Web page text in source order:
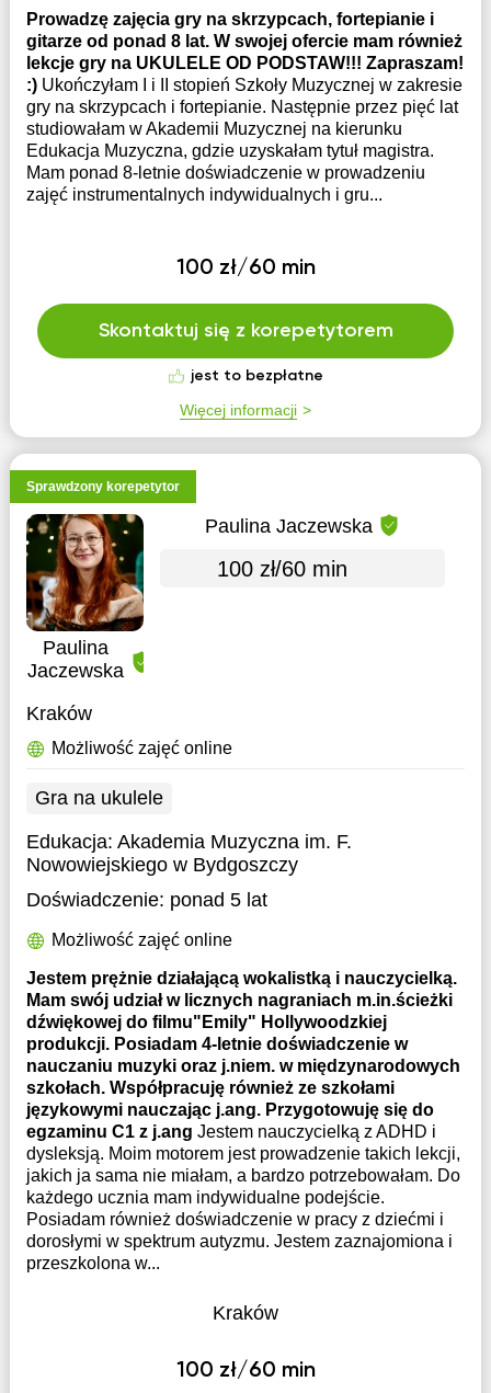
Prowadzę zajęcia gry na skrzypcach, fortepianie i
gitarze od ponad 8 lat. W swojej ofercie mam również
lekcje gry na UKULELE OD PODSTAW!!! Zapraszam!
:) Ukończyłam I i II stopień Szkoły Muzycznej w zakresie
gry na skrzypcach i fortepianie. Następnie przez pięć lat
studiowałam w Akademii Muzycznej na kierunku
Edukacja Muzyczna, gdzie uzyskałam tytuł magistra.
Mam ponad 8-letnie doświadczenie w prowadzeniu
zajęć instrumentalnych indywidualnych i gru...
100 zł/60 min
Skontaktuj się z korepetytorem
jest to bezpłatne
Więcej informacji
Sprawdzony korepetytor
Paulina
Jaczewska
Paulina Jaczewska
100 zł/60 min
Kraków
Możliwość zajęć online
Gra na ukulele
Edukacja: Akademia Muzyczna im. F.
Nowowiejskiego w Bydgoszczy
Doświadczenie: ponad 5 lat
Możliwość zajęć online
Jestem prężnie działającą wokalistką i nauczycielką.
Mam swój udział w licznych nagraniach m.in.ścieżki
dźwiękowej do filmu"Emily" Hollywoodzkiej
produkcji. Posiadam 4-letnie doświadczenie w
nauczaniu muzyki oraz j.niem. w międzynarodowych
szkołach. Współpracuję również ze szkołami
językowymi nauczając j.ang. Przygotowuję się do
egzaminu C1 z j.ang Jestem nauczycielką z ADHD i
dysleksją. Moim motorem jest prowadzenie takich lekcji,
jakich ja sama nie miałam, a bardzo potrzebowałam. Do
każdego ucznia mam indywidualne podejście.
Posiadam również doświadczenie w pracy z dziećmi i
dorosłymi w spektrum autyzmu. Jestem zaznajomiona i
przeszkolona w...
Kraków
100 zł/60 min